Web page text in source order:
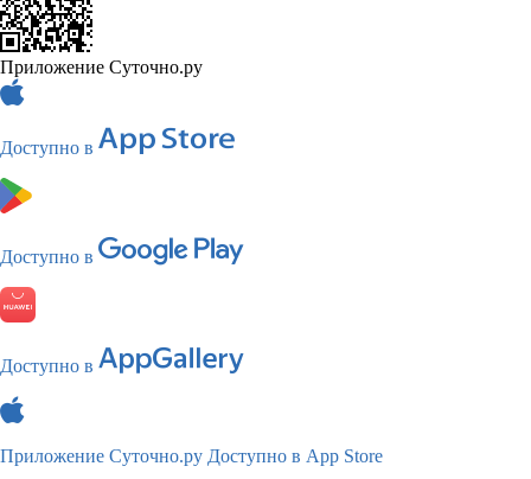
Приложение Суточно.ру
Доступно в
Доступно в
Доступно в
Приложение Суточно.ру Доступно в App Store